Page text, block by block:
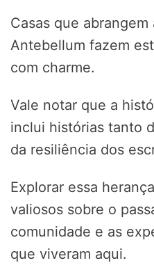
Casas que
Antebellum fazem
com charme.
Vale notar que a
inclui histórias tanto
da resiliência dos
Explorar essa
valiosos sobre o
comunidade e as
que viveram aqui.